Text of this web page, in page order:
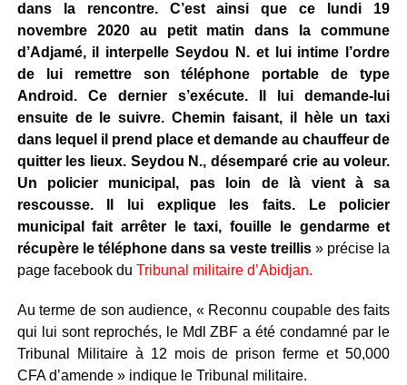
dans la rencontre. C’est ainsi que ce lundi 19
novembre 2020 au petit matin dans la commune
d’Adjamé, il interpelle Seydou N. et lui intime l’ordre
de lui remettre son téléphone portable de type
Android. Ce dernier s’exécute. Il lui demande-lui
ensuite de le suivre. Chemin faisant, il hèle un taxi
dans lequel il prend place et demande au chauffeur de
quitter les lieux. Seydou N., désemparé crie au voleur.
Un policier municipal, pas loin de là vient à sa
rescousse. Il lui explique les faits. Le policier
municipal fait arrêter le taxi, fouille le gendarme et
récupère le téléphone dans sa veste treillis » précise la
page facebook du Tribunal militaire d’Abidjan.
Au terme de son audience, « Reconnu coupable des faits
qui lui sont reprochés, le Mdl ZBF a été condamné par le
Tribunal Militaire à 12 mois de prison ferme et 50,000
CFA d’amende » indique le Tribunal militaire.